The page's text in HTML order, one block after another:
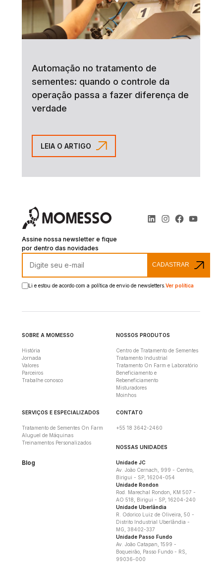
Automação no tratamento de
sementes: quando o controle da
operação passa a fazer diferença de
verdade
LEIA O ARTIGO
Assine nossa newsletter e fique
por dentro das novidades
CADASTRAR
Li e estou de acordo com a política de envio de newsletters.Ver política
SOBRE A MOMESSO
História
Jornada
Valores
Parceiros
Trabalhe conosco
NOSSOS PRODUTOS
Centro de Tratamento de Sementes
Tratamento Industrial
Tratamento On Farm e Laboratório
Beneficiamento e
Rebeneficiamento
Misturadores
Moinhos
SERVIÇOS E ESPECIALIZADOS
Tratamento de Sementes On Farm
Aluguel de Máquinas
Treinamentos Personalizados
Blog
CONTATO
+55 18 3642-2460
NOSSAS UNIDADES
Unidade JC
Av. João Cernach, 999 - Centro,
Birigui - SP, 16204-054
Unidade Rondon
Rod. Marechal Rondon, KM 507 -
AO 518, Birigui - SP, 16204-240
Unidade Uberlândia
R. Odorico Luiz de Oliveira, 50 -
Distrito Industrial Uberlândia -
MG, 38402-337
Unidade Passo Fundo
Av. João Catapan, 1599 -
Boqueirão, Passo Fundo - RS,
99036-000